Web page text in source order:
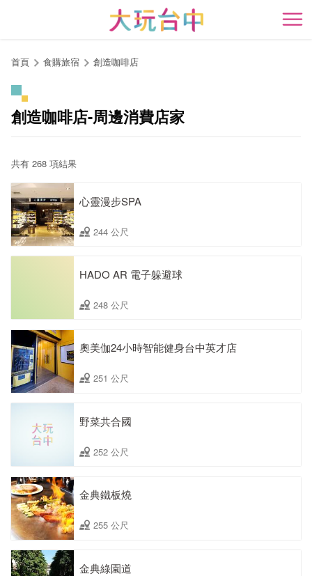
開
首頁 食購旅宿 創造咖啡店
創造咖啡店-周邊消費店家
共有 268 項結果
心靈漫步SPA
244 公尺
HADO AR 電子躲避球
248 公尺
奧美伽24小時智能健身台中英才店
251 公尺
野菜共合國
252 公尺
金典鐵板燒
255 公尺
金典綠園道